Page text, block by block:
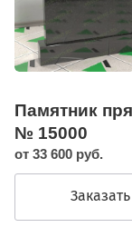
Памятник
№ 15000
от 33 600 руб.
Заказать